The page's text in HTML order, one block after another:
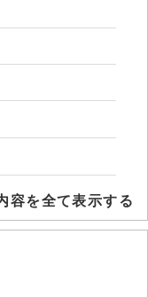
容を全て表示する